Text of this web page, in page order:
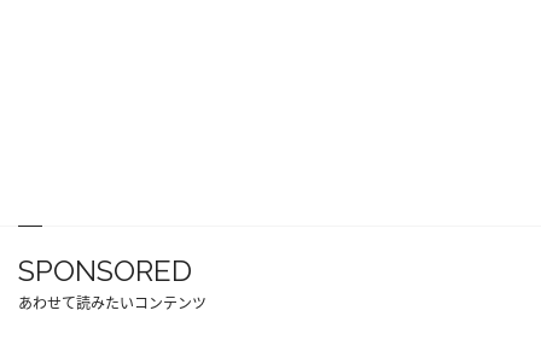
SPONSORED
あわせて読みたいコンテンツ